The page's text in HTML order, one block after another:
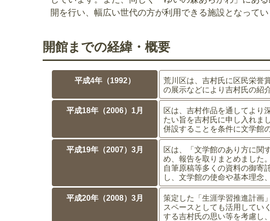
開を行い、幅広い世代の方が利用できる施設となってい
開館までの経緯・概要
平成4年（1992）
荒川区は、吉村氏に区民栄誉
の展示などにより吉村氏の紹
平成18年（2006）1月
区は、吉村作品を通してより
たい旨を吉村氏に申し入れま
併設することを条件に文学館
平成19年（2007）3月
区は、「文学館のあり方に関
め、報告を取りまとめました
自筆原稿等多くの資料の御寄
し、文学館の使命や基本理念
平成20年（2008）3月
策定した「生涯学習推進計画
スペースとしても活用してい
する吉村氏の思い等を考慮し